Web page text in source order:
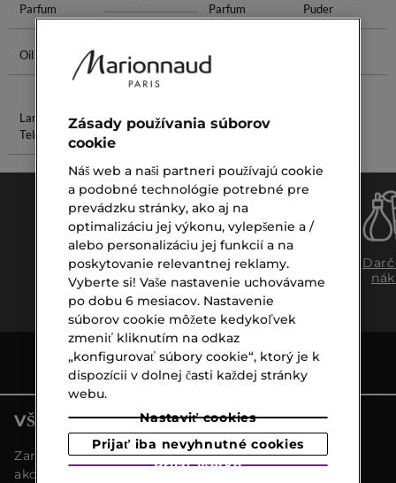
Parfum
Parfum
Puder
Oil Therapy Skin Serum
Opalovací
Krém Na Telo
Lancaster
Telo
Make-Up All
Doprava
zadarmo
nad €39,-
Expresný
osobný
VŠETKY NOVINKY MARIONNAUD
Zaregistrujte sa a objavte naše najnovšie novinky a
akcie
Zásady používania súborov
cookie
Náš web a naši partneri používajú cookie
a podobné technológie potrebné pre
prevádzku stránky, ako aj na
optimalizáciu jej výkonu, vylepšenie a /
alebo personalizáciu jej funkcií a na
poskytovanie relevantnej reklamy.
Vyberte si! Vaše nastavenie uchovávame
po dobu 6 mesiacov. Nastavenie
súborov cookie môžete kedykoľvek
zmeniť kliknutím na odkaz
„konfigurovať súbory cookie“, ktorý je k
dispozícii v dolnej časti každej stránky
webu.
Nastaviť cookies
Prijať iba nevyhnutné cookies
Prijať všetko